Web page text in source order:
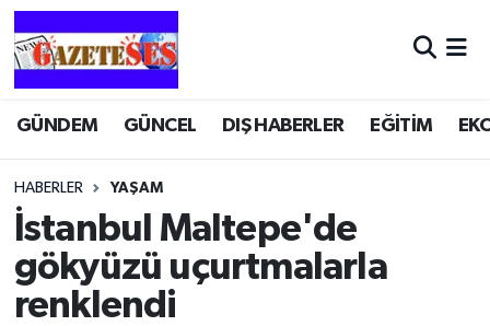
GÜNDEM GÜNCEL DIŞ HABERLER EĞİTİM
HABERLER YAŞAM
İstanbul Maltepe'de
gökyüzü uçurtmalarla
renklendi